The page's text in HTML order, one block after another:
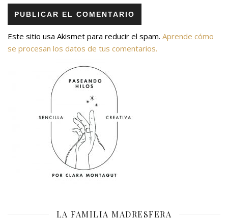
Este sitio usa Akismet para reducir el spam. Aprende cómo
se procesan los datos de tus comentarios.
LA FAMILIA MADRESFERA